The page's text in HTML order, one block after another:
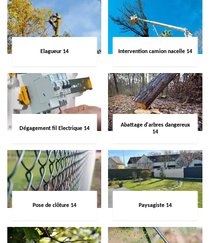
Elagueur 14 Intervention camion nacelle 14
Dégagement fil Electrique 14
Abattage d'arbres dangereux
14
Pose de clôture 14 Paysagiste 14